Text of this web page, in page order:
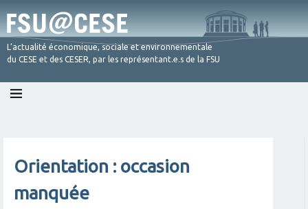
L’actualité économique, sociale et environnementale
du CESE et des CESER, par les représentant.e.s de la FSU
Skip
Orientation : occasion
manquée